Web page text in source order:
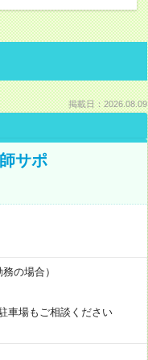
掲載日：2026.08.09
サポ
の場合）
場もご相談ください